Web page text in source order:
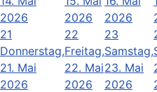
2026
2026
2026
21
Donnerstag,
21. Mai
2026
22
Freitag,
22. Mai
2026
23
Samstag,
23. Mai
2026